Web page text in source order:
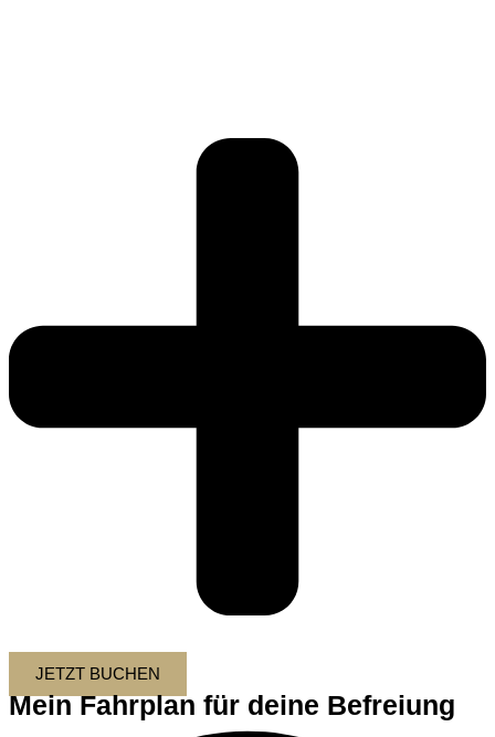
JETZT BUCHEN
Mein Fahrplan für deine Befreiung